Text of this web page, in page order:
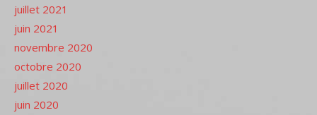
juillet 2021
juin 2021
novembre 2020
octobre 2020
juillet 2020
juin 2020